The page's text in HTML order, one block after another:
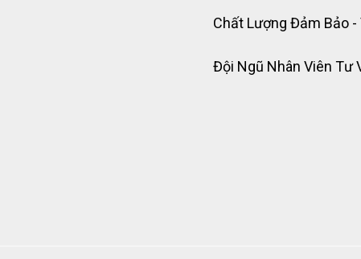
Chất Lượng Đảm Bảo -
Đội Ngũ Nhân Viên Tư